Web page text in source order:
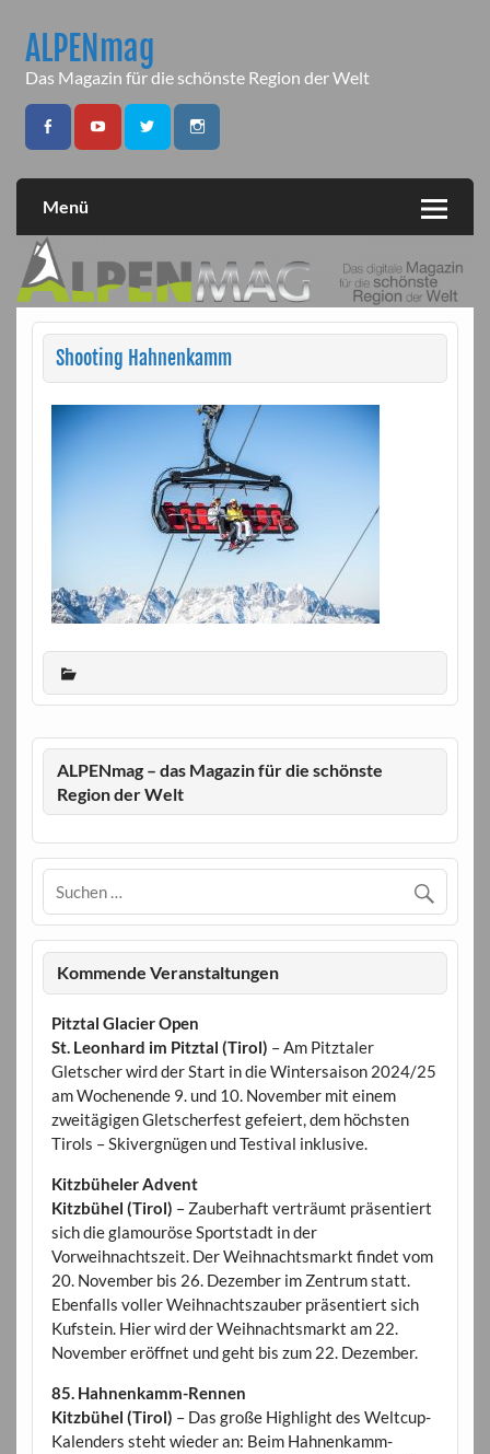
contentALPENmag
Das Magazin für die schönste Region der Welt
Menü
Shooting Hahnenkamm
ALPENmag – das Magazin für die schönste
Region der Welt
Kommende Veranstaltungen
Pitztal Glacier Open
St. Leonhard im Pitztal (Tirol) – Am Pitztaler
Gletscher wird der Start in die Wintersaison 2024/25
am Wochenende 9. und 10. November mit einem
zweitägigen Gletscherfest gefeiert, dem höchsten
Tirols – Skivergnügen und Testival inklusive.
Kitzbüheler Advent
Kitzbühel (Tirol) – Zauberhaft verträumt präsentiert
sich die glamouröse Sportstadt in der
Vorweihnachtszeit. Der Weihnachtsmarkt findet vom
20. November bis 26. Dezember im Zentrum statt.
Ebenfalls voller Weihnachtszauber präsentiert sich
Kufstein. Hier wird der Weihnachtsmarkt am 22.
November eröffnet und geht bis zum 22. Dezember.
85. Hahnenkamm-Rennen
Kitzbühel (Tirol) – Das große Highlight des Weltcup-
Kalenders steht wieder an: Beim Hahnenkamm-